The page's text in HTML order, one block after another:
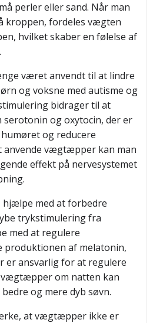
perler eller sand. Når man
fordeles vægten
hvilket skaber en følelse af
været anvendt til at lindre
og voksne med autisme og
bidrager til at
og oxytocin, der er
og reducere
anvende vægtæpper kan man
effekt på nervesystemet
med at forbedre
trykstimulering fra
med at regulere
produktionen af melatonin,
er ansvarlig for at regulere
vægtæpper om natten kan
og mere dyb søvn.
at vægtæpper ikke er